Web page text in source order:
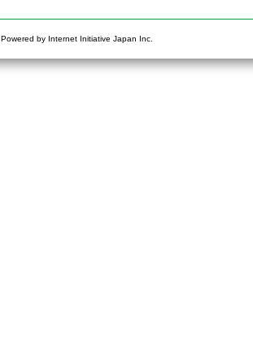
Powered by Internet Initiative Japan Inc.